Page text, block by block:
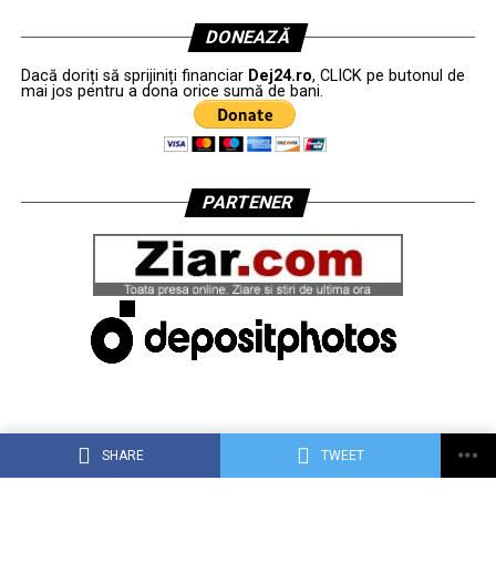
SHARE TWEET
DONEAZĂ
Dacă doriți să sprijiniți financiar Dej24.ro, CLICK pe butonul de
mai jos pentru a dona orice sumă de bani.
PARTENER